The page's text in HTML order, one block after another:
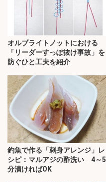
オルブライトノットにおける
「リーダーすっぽ抜け事故」を
防ぐひと工夫を紹介
釣魚で作る「刺身アレンジ」レ
シピ：マルアジの酢洗い 4～5
分漬ければOK